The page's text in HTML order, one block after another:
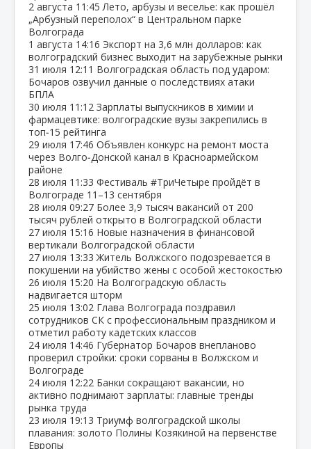
2 августа 11:45 Лето, арбузы и веселье: как прошёл
„Арбузный переполох“ в Центральном парке
Волгограда
1 августа 14:16 Экспорт на 3,6 млн долларов: как
волгоградский бизнес выходит на зарубежные рынки
31 июля 12:11 Волгоградская область под ударом:
Бочаров озвучил данные о последствиях атаки
БПЛА
30 июля 11:12 Зарплаты выпускников в химии и
фармацевтике: волгоградские вузы закрепились в
топ‑15 рейтинга
29 июля 17:46 Объявлен конкурс на ремонт моста
через Волго‑Донской канал в Красноармейском
районе
28 июля 11:33 Фестиваль #ТриЧетыре пройдёт в
Волгограде 11–13 сентября
28 июля 09:27 Более 3,9 тысяч вакансий от 200
тысяч рублей открыто в Волгоградской области
27 июля 15:16 Новые назначения в финансовой
вертикали Волгоградской области
27 июля 13:33 Житель Волжского подозревается в
покушении на убийство жены с особой жестокостью
26 июля 15:20 На Волгоградскую область
надвигается шторм
25 июля 13:02 Глава Волгограда поздравил
сотрудников СК с профессиональным праздником и
отметил работу кадетских классов
24 июля 14:46 Губернатор Бочаров внепланово
проверил стройки: сроки сорваны в Волжском и
Волгограде
24 июля 12:22 Банки сокращают вакансии, но
активно поднимают зарплаты: главные тренды
рынка труда
23 июля 19:13 Триумф волгоградской школы
плавания: золото Полины Козякиной на первенстве
Европы